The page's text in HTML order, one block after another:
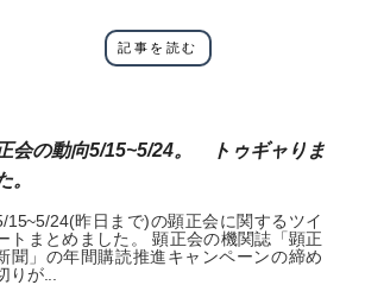
記事を読む
会の動向5/15~5/24。 トゥギャりま
。
15~5/24(昨日まで)の顕正会に関するツイ
トまとめました。 顕正会の機関誌「顕正
聞」の年間購読推進キャンペーンの締め
りが...